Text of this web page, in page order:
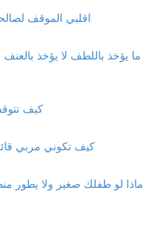
اقلبي الموقف لصالحك
ما يؤخذ باللطف لا يؤخذ
كيف
كيف تكوني مربي
ماذا لو طفلك صغير ولا يطور